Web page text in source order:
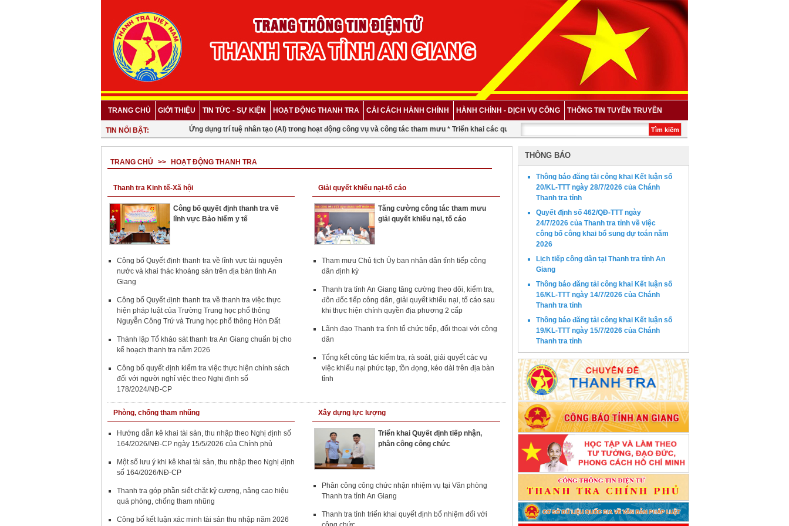
TRANG CHỦ GIỚI THIỆU TIN TỨC - SỰ KIỆN HOẠT ĐỘNG THANH TRA CẢI CÁCH HÀNH CHÍNH HÀNH CHÍNH - DỊCH VỤ CÔNG THÔNG TIN TUYÊN TRUYỀN
TIN NỔI BẬT: Ứng dụng trí tuệ nhân tạo (AI) trong hoạt động công vụ và công tác tham mưu *Triển khai các quy định pháp luật mới về tiếp công dân, khiếu nại, tố cáo tại xã Thạnh Mỹ Tây *
TRANG CHỦ >> HOẠT ĐỘNG THANH TRA
Thanh tra Kinh tế-Xã hội
Công bố quyết định thanh tra về
lĩnh vực Bảo hiểm y tế
Công bố Quyết định thanh tra về lĩnh vực tài nguyên
nước và khai thác khoáng sản trên địa bàn tỉnh An
Giang
Công bố Quyết định thanh tra về thanh tra việc thực
hiện pháp luật của Trường Trung học phổ thông
Nguyễn Công Trứ và Trung học phổ thông Hòn Đất
Thành lập Tổ khảo sát thanh tra An Giang chuẩn bị cho
kế hoạch thanh tra năm 2026
Công bố quyết định kiểm tra việc thực hiện chính sách
đối với người nghỉ việc theo Nghị định số
178/2024/NĐ-CP
Giải quyết khiếu nại-tố cáo
Tăng cường công tác tham mưu
giải quyết khiếu nại, tố cáo
Tham mưu Chủ tịch Ủy ban nhân dân tỉnh tiếp công
dân định kỳ
Thanh tra tỉnh An Giang tăng cường theo dõi, kiểm tra,
đôn đốc tiếp công dân, giải quyết khiếu nại, tố cáo sau
khi thực hiện chính quyền địa phương 2 cấp
Lãnh đạo Thanh tra tỉnh tổ chức tiếp, đối thoại với công
dân
Tổng kết công tác kiểm tra, rà soát, giải quyết các vụ
việc khiếu nại phức tạp, tồn đọng, kéo dài trên địa bàn
tỉnh
Phòng, chống tham nhũng
Hướng dẫn kê khai tài sản, thu nhập theo Nghị định số
164/2026/NĐ-CP ngày 15/5/2026 của Chính phủ
Một số lưu ý khi kê khai tài sản, thu nhập theo Nghị định
số 164/2026/NĐ-CP
Thanh tra góp phần siết chặt kỷ cương, nâng cao hiệu
quả phòng, chống tham nhũng
Công bố kết luận xác minh tài sản thu nhập năm 2026
Xây dựng lực lượng
Triển khai Quyết định tiếp nhận,
phân công công chức
Phân công công chức nhận nhiệm vụ tại Văn phòng
Thanh tra tỉnh An Giang
Thanh tra tỉnh triển khai quyết định bổ nhiệm đối với
THÔNG BÁO
Thông báo đăng tải công khai Kết luận số
20/KL-TTT ngày 28/7/2026 của Chánh
Thanh tra tỉnh
Quyết định số 462/QĐ-TTT ngày
24/7/2026 của Thanh tra tỉnh về việc
công bố công khai bổ sung dự toán năm
2026
Lịch tiếp công dân tại Thanh tra tỉnh An
Giang
Thông báo đăng tải công khai Kết luận số
16/KL-TTT ngày 14/7/2026 của Chánh
Thanh tra tỉnh
Thông báo đăng tải công khai Kết luận số
19/KL-TTT ngày 15/7/2026 của Chánh
Thanh tra tỉnh